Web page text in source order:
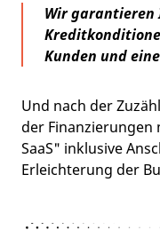
Wir garantieren
Kunden und
Und nach der
der
SaaS" inklusive
Erleichterung der